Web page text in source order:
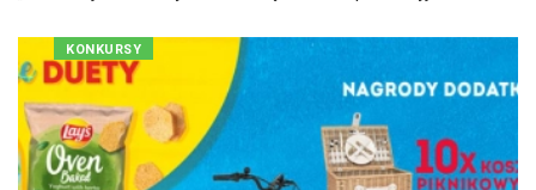
KONKURSY